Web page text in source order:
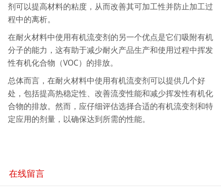
剂可以提高材料的粘度，从而改善其可加工性并防止加工过
程中的离析。
在耐火材料中使用有机流变剂的另一个优点是它们吸附有机
分子的能力，这有助于减少耐火产品生产和使用过程中挥发
性有机化合物（VOC）的排放。
总体而言，在耐火材料中使用有机流变剂可以提供几个好
处，包括提高热稳定性、改善流变性能和减少挥发性有机化
合物的排放。然而，应仔细评估选择合适的有机流变剂和特
定应用的剂量，以确保达到所需的性能。
在线留言